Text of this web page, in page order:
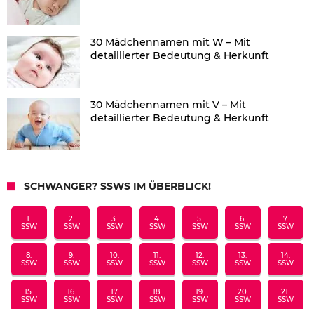
30 Mädchennamen mit W – Mit
detaillierter Bedeutung & Herkunft
30 Mädchennamen mit V – Mit
detaillierter Bedeutung & Herkunft
SCHWANGER? SSWS IM ÜBERBLICK!
1.
SSW
2.
SSW
3.
SSW
4.
SSW
5.
SSW
6.
SSW
7.
SSW
8.
SSW
9.
SSW
10.
SSW
11.
SSW
12.
SSW
13.
SSW
14.
SSW
15.
SSW
16.
SSW
17.
SSW
18.
SSW
19.
SSW
20.
SSW
21.
SSW